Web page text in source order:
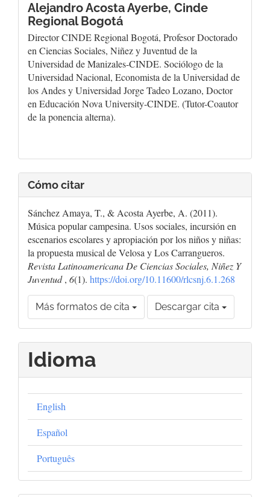
Alejandro Acosta Ayerbe, Cinde
Regional Bogotá
Director CINDE Regional Bogotá, Profesor Doctorado
en Ciencias Sociales, Niñez y Juventud de la
Universidad de Manizales-CINDE. Sociólogo de la
Universidad Nacional, Economista de la Universidad de
los Andes y Universidad Jorge Tadeo Lozano, Doctor
en Educación Nova University-CINDE. (Tutor-Coautor
de la ponencia alterna).
Cómo citar
Sánchez Amaya, T., & Acosta Ayerbe, A. (2011).
Música popular campesina. Usos sociales, incursión en
escenarios escolares y apropiación por los niños y niñas:
la propuesta musical de Velosa y Los Carrangueros.
Revista Latinoamericana De Ciencias Sociales, Niñez Y
Juventud, 6(1). https://doi.org/10.11600/rlcsnj.6.1.268
Más formatos de cita Descargar cita
Idioma
English
Español
Português